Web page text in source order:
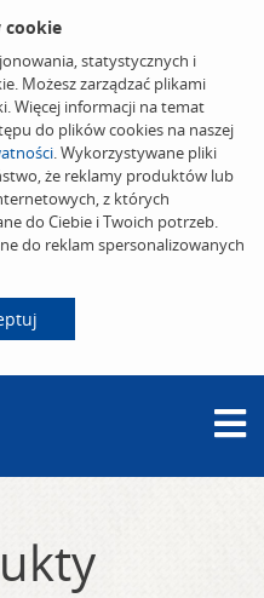
cookie
statystycznych i
Możesz zarządzać plikami
Więcej informacji na temat
do plików cookies na naszej
. Wykorzystywane pliki
że reklamy produktów lub
z których
do Ciebie i Twoich potrzeb.
do reklam spersonalizowanych